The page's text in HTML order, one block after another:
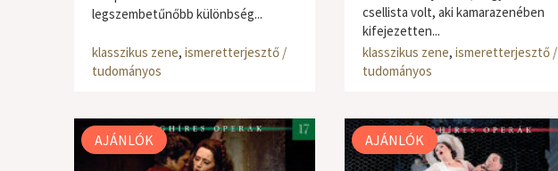
legszembetűnőbb különbség...
klasszikus zene, ismeretterjesztő /
tudományos
csellista volt, aki kamarazenében
kifejezetten...
klasszikus zene, ismeretterjesztő /
tudományos
AJÁNLÓK AJÁNLÓK